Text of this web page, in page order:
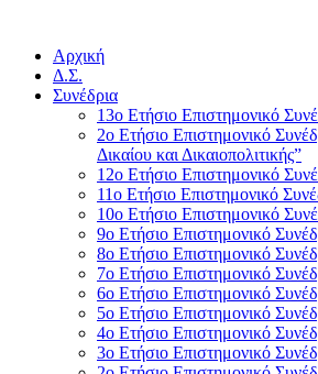
Αρχική
Δ.Σ.
Συνέδρια
13ο Ετήσιο Επιστημονικό
2ο Ετήσιο Επιστημονικό
Δικαίου και Δικαιοπολιτικής”
12ο Ετήσιο Επιστημονικό
11ο Ετήσιο Επιστημονικό
10ο Ετήσιο Επιστημονικό
9ο Ετήσιο Επιστημονικό
8ο Ετήσιο Επιστημονικό
7ο Ετήσιο Επιστημονικό
6ο Ετήσιο Επιστημονικό
5ο Ετήσιο Επιστημονικό
4ο Ετήσιο Επιστημονικό
3ο Ετήσιο Επιστημονικό